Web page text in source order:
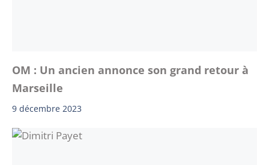
OM : Un ancien annonce son grand retour à
Marseille
9 décembre 2023